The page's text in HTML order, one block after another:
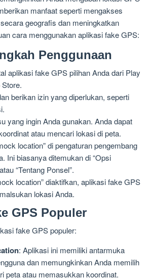
manfaat seperti mengakses
geografis dan meningkatkan
cara menggunakan aplikasi fake GPS:
Penggunaan
aplikasi fake GPS pilihan Anda dari Play
berikan izin yang diperlukan, seperti
yang ingin Anda gunakan. Anda dapat
atau mencari lokasi di peta.
location” di pengaturan pengembang
Ini biasanya ditemukan di “Opsi
“Tentang Ponsel”.
location” diaktifkan, aplikasi fake GPS
lokasi Anda.
GPS Populer
fake GPS populer:
: Aplikasi ini memiliki antarmuka
dan memungkinkan Anda memilih
peta atau memasukkan koordinat.